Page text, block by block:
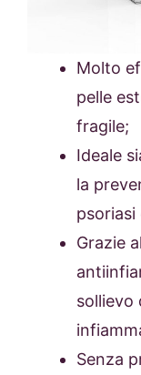
Molto
pelle
fragile;
Ideale
la
psoriasi
Grazie
sollievo
Senza